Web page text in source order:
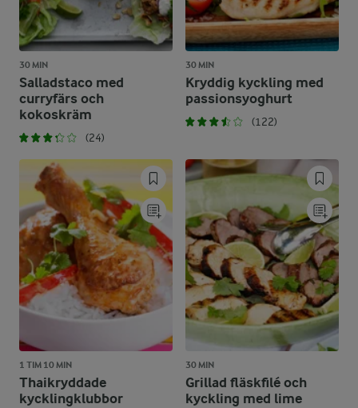
30 MIN
Salladstaco med
curryfärs och
kokoskräm
(24)
30 MIN
Kryddig kyckling med
passionsyoghurt
(122)
1 TIM 10 MIN
Thaikryddade
kycklingklubbor
30 MIN
Grillad fläskfilé och
kyckling med lime